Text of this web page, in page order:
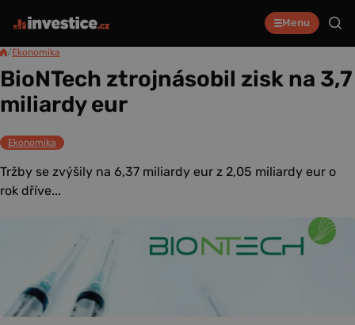
Menu
/Ekonomika
BioNTech ztrojnásobil zisk na 3,7
miliardy eur
Ekonomika
Tržby se zvýšily na 6,37 miliardy eur z 2,05 miliardy eur o
rok dříve...